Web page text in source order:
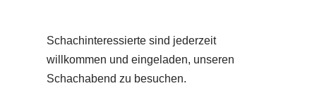
Schachinteressierte sind jederzeit
willkommen und eingeladen, unseren
Schachabend zu besuchen.